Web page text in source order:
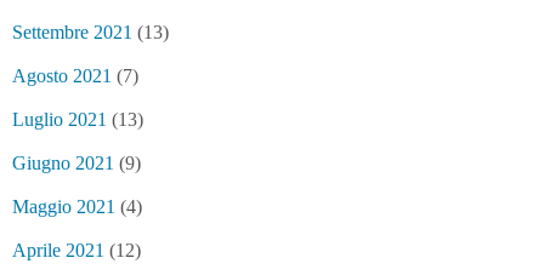
Settembre 2021 (13)
Agosto 2021 (7)
Luglio 2021 (13)
Giugno 2021 (9)
Maggio 2021 (4)
Aprile 2021 (12)